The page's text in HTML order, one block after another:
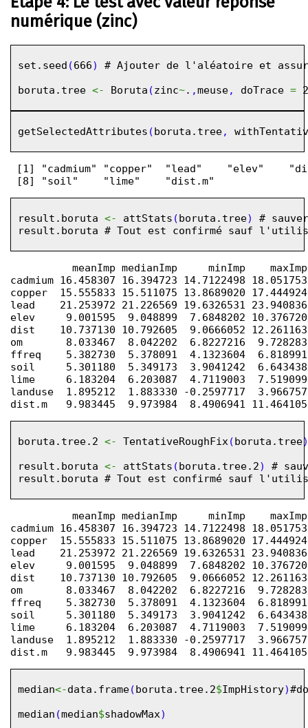
numérique (zinc)
set.seed (666)
# Ajouter de l'aléatoire et
boruta.tree <- Boruta (zinc~. ,meuse, doTrace = 2
getSelectedAttributes (boruta.tree,
[1] "cadmium" "copper"  "lead"    "elev"
result.boruta <- attStats (boruta.tree)
#
result.boruta # Tout est confirmé sauf
meanImp medianImp     minImp
cadmium 16.458307 16.394723 14.7122498
copper  15.555833 15.511075 13.8689020
lead    21.253972 21.226569 19.6326531
elev     9.001595  9.048899  7.6848202 10.376720
dist    10.737130 10.792605  9.0666052
om       8.033467  8.042202  6.8227216  9.728283
ffreq    5.382730  5.378091  4.1323604  6.818991
soil     5.301180  5.349173  3.9041242  6.643438
lime     6.183204  6.203087  4.7119003  7.519099
landuse  1.895212  1.883330 -0.2597717
boruta.tree.2 <- TentativeRoughFix(boruta.tree)
result.boruta <- attStats (boruta.tree.2)
#
result.boruta # Tout est confirmé sauf
meanImp medianImp     minImp
cadmium 16.458307 16.394723 14.7122498
copper  15.555833 15.511075 13.8689020
lead    21.253972 21.226569 19.6326531
elev     9.001595  9.048899  7.6848202 10.376720
dist    10.737130 10.792605  9.0666052
om       8.033467  8.042202  6.8227216  9.728283
ffreq    5.382730  5.378091  4.1323604  6.818991
soil     5.301180  5.349173  3.9041242  6.643438
lime     6.183204  6.203087  4.7119003  7.519099
landuse  1.895212  1.883330 -0.2597717
median<-data.frame(boruta.tree.2$ImpHistory)
median (median$shadowMax)